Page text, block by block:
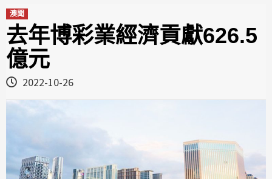
澳聞
去年博彩業經濟貢獻626.5
億元
2022-10-26